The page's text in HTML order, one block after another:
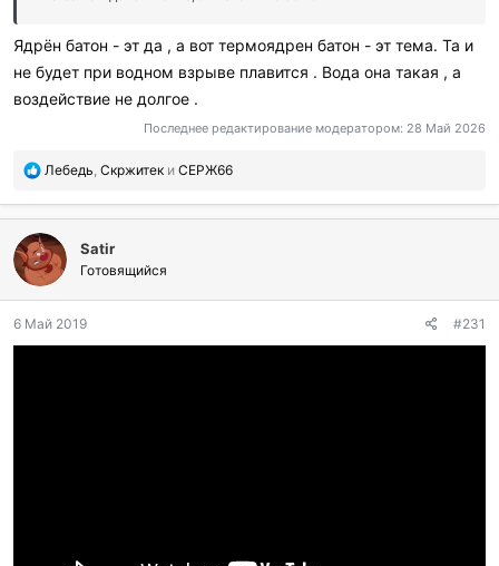
Ядрён батон - эт да , а вот термоядрен батон - эт тема. Та и
не будет при водном взрыве плавится . Вода она такая , а
воздействие не долгое .
Последнее редактирование модератором: 28 Май 2026
П
б
а
г
о
а
р
Лебедь Скржитек и СЕРЖ66
Satir
Готовящийся
6 Май 2019 #231